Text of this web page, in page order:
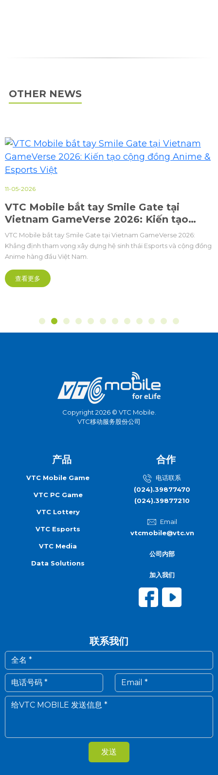
OTHER NEWS
11-05-2026
VTC Mobile bắt tay Smile Gate tại
Vietnam GameVerse 2026: Kiến tạo
cộng đồng Anime & Esports Việt
VTC Mobile bắt tay Smile Gate tại Vietnam GameVerse 2026:
Khẳng định tham vọng xây dựng hệ sinh thái Esports và cộng đồng
Anime hàng đầu Việt Nam.
查看更多
Copyright 2026 © VTC Mobile.
VTC移动服务股份公司
产品
VTC Mobile Game
VTC PC Game
VTC Lottery
VTC Esports
VTC Media
Data Solutions
合作
电话联系
(024).39877470
(024).39877210
Email
vtcmobile@vtc.vn
公司内部
加入我们
联系我们
发送